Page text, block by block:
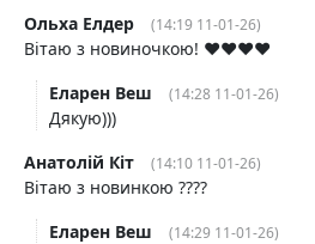
Ольха Елдер
(14:19 11-01-26)
Вітаю з новиночкою! ❤️❤️❤️❤️
Еларен Веш
(14:28 11-01-26)
Дякую)))
Анатолій Кіт
(14:10 11-01-26)
Вітаю з новинкою ????
Еларен Веш
(14:29 11-01-26)